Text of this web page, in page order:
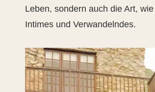
Leben, sondern auch die Art,
Intimes und Verwandelndes.